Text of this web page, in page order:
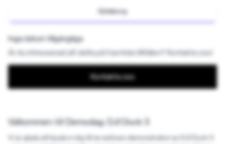
Göteborg
Inga datum tillgängliga
Är du intresserad att delta på framtida tillfällen? Kontakta oss!
Kontakta oss
Välkommen till Demodag: DJI Dock 3
Vi är glada att bjuda in dig till en exklusiv demonstration av DJI Dock 3